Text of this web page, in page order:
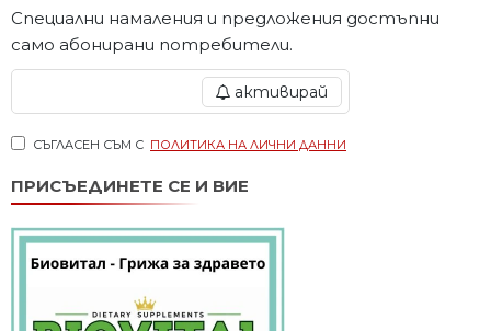
Специални намаления и предложения достъпни
само абонирани потребители.
активирай
СЪГЛАСЕН СЪМ С ПОЛИТИКА НА ЛИЧНИ ДАННИ
ПРИСЪЕДИНЕТЕ СЕ И ВИЕ